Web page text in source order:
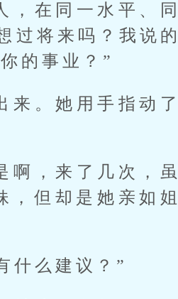
，在同一水平、同
过将来吗？我说的
的事业？”
来。她用手指动了
啊，来了几次，虽
，但却是她亲如姐
什么建议？”